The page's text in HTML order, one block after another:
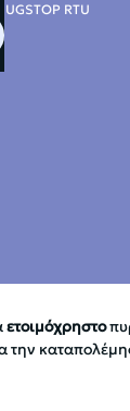
BUGSTOP RTU
ετοιμόχρηστο
την